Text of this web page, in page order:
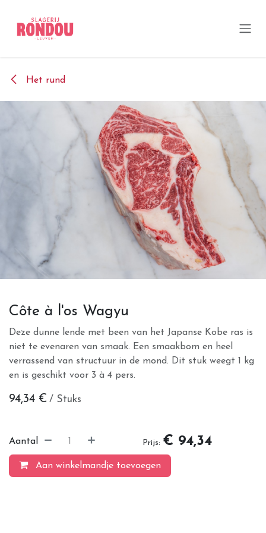
Het rund
Côte à l'os Wagyu
Deze dunne lende met been van het Japanse Kobe ras is
niet te evenaren van smaak. Een smaakbom en heel
verrassend van structuur in de mond. Dit stuk weegt 1 kg
en is geschikt voor 3 à 4 pers.
94,34 € / Stuks
Aan winkelmandje toevoegen
Aantal Prijs: € 94,34